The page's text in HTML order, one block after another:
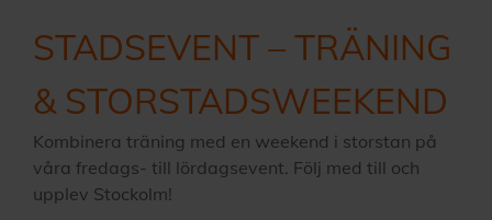
STADSEVENT – TRÄNING
& STORSTADSWEEKEND
Kombinera träning med en weekend i storstan på
våra fredags- till lördagsevent. Följ med till och
upplev Stockolm!